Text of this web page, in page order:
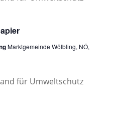
Marktgemeinde Wölbling, NÖ,